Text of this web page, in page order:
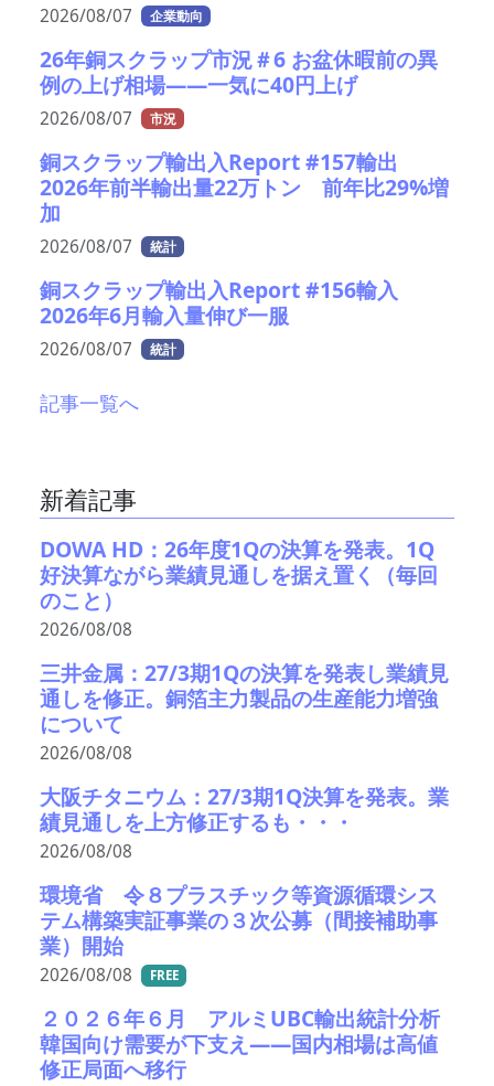
2026/08/07 企業動向
26年銅スクラップ市況＃6 お盆休暇前の異
例の上げ相場――一気に40円上げ
2026/08/07 市況
銅スクラップ輸出入Report #157輸出
2026年前半輸出量22万トン 前年比29%増
加
2026/08/07 統計
銅スクラップ輸出入Report #156輸入
2026年6月輸入量伸び一服
2026/08/07 統計
記事一覧へ
新着記事
DOWA HD：26年度1Qの決算を発表。1Q
好決算ながら業績見通しを据え置く（毎回
のこと）
2026/08/08
三井金属：27/3期1Qの決算を発表し業績見
通しを修正。銅箔主力製品の生産能力増強
について
2026/08/08
大阪チタニウム：27/3期1Q決算を発表。業
績見通しを上方修正するも・・・
2026/08/08
環境省 令８プラスチック等資源循環シス
テム構築実証事業の３次公募（間接補助事
業）開始
2026/08/08 FREE
２０２６年６月 アルミUBC輸出統計分析
韓国向け需要が下支え――国内相場は高値
修正局面へ移行